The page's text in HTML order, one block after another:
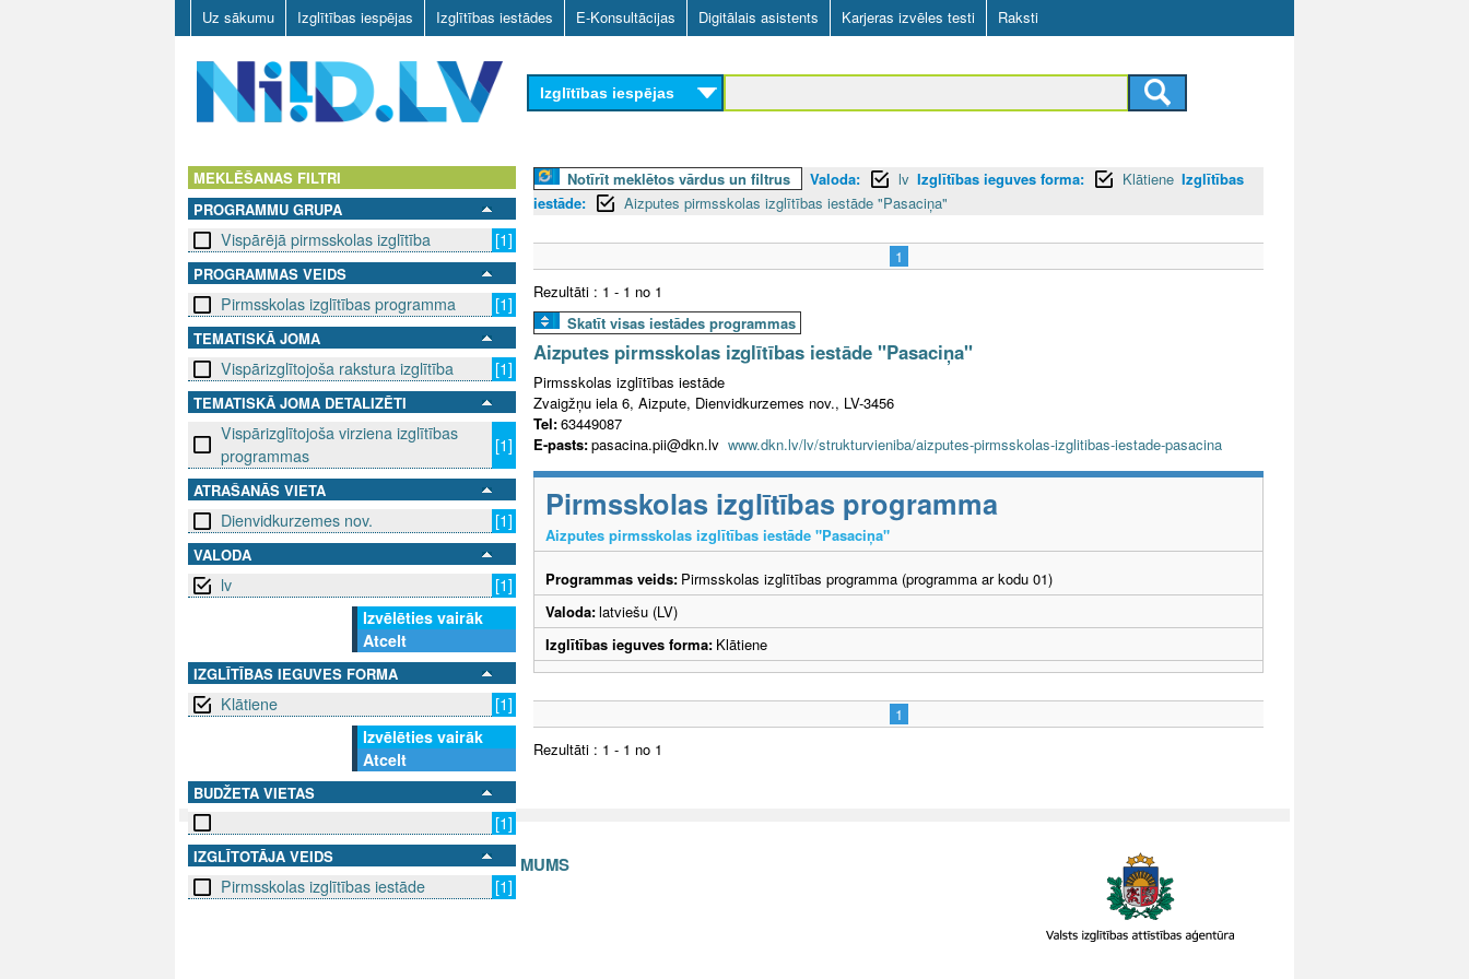
Skip
to
main
content
Uz sākumu Izglītības iespējas Izglītības iestādes E-Konsultācijas Digitālais asistents Karjeras izvēles testi Raksti
D
L
V
Izglītības iespējas
MEKLĒŠANAS FILTRI
PROGRAMMU GRUPA
Vispārējā pirmsskolas izglītība [1]
PROGRAMMAS VEIDS
Pirmsskolas izglītības programma [1]
TEMATISKĀ JOMA
Vispārizglītojoša rakstura izglītība [1]
TEMATISKĀ JOMA DETALIZĒTI
Vispārizglītojoša virziena izglītības
programmas
[1]
ATRAŠANĀS VIETA
Dienvidkurzemes nov. [1]
VALODA
lv
[1]
Izvēlēties vairāk
Atcelt
IZGLĪTĪBAS IEGUVES FORMA
Klātiene
[1]
Izvēlēties vairāk
Atcelt
BUDŽETA VIETAS
[1]
IZGLĪTOTĀJA VEIDS
Pirmsskolas izglītības iestāde [1]
Notīrīt meklētos vārdus un filtrus Valoda: lv Izglītības ieguves forma: Klātiene Izglītības
iestāde:
Aizputes pirmsskolas izglītības iestāde "Pasaciņa"
1
Rezultāti : 1 - 1 no 1
Skatīt visas iestādes programmas
Aizputes pirmsskolas izglītības iestāde "Pasaciņa"
Pirmsskolas izglītības iestāde
Zvaigžņu iela 6, Aizpute, Dienvidkurzemes nov., LV-3456
Tel:63449087
E-pasts:pasacina.pii@dkn.lv www.dkn.lv/lv/strukturvieniba/aizputes-pirmsskolas-izglitibas-iestade-pasacina
Pirmsskolas izglītības programma
Aizputes pirmsskolas izglītības iestāde "Pasaciņa"
Programmas veids: Pirmsskolas izglītības programma (programma ar kodu 01)
Valoda:latviešu (LV)
Izglītības ieguves forma: Klātiene
1
Rezultāti : 1 - 1 no 1
SEKO MUMS SAZINIES AR MUMS